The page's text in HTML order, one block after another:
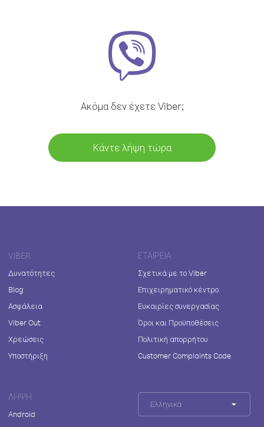
Ακόμα δεν έχετε Viber;
Κάντε λήψη τώρα
VIBER
Δυνατότητες
Blog
Ασφάλεια
Viber Out
Χρεώσεις
Υποστήριξη
ΕΤΑΙΡΕΊΑ
Σχετικά με το Viber
Επιχειρηματικό κέντρο
Ευκαιρίες συνεργασίας
Όροι και Προϋποθέσεις
Πολιτική απορρήτου
Customer Complaints Code
ΛΉΨΗ
Android
Ελληνικά